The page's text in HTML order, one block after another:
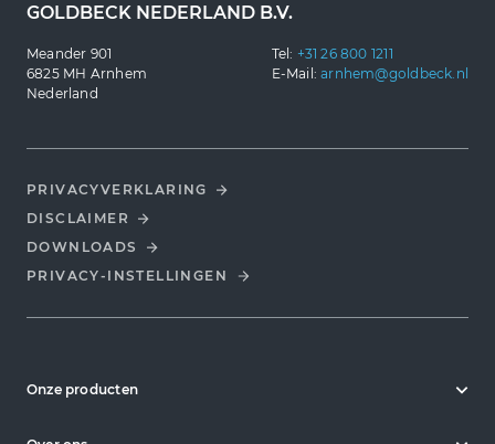
GOLDBECK NEDERLAND B.V.
Meander 901
6825 MH Arnhem
Nederland
Tel: +31 26 800 1211
E-Mail:arnhem@goldbeck.nl
PRIVACYVERKLARING
DISCLAIMER
DOWNLOADS
PRIVACY-INSTELLINGEN
Onze producten